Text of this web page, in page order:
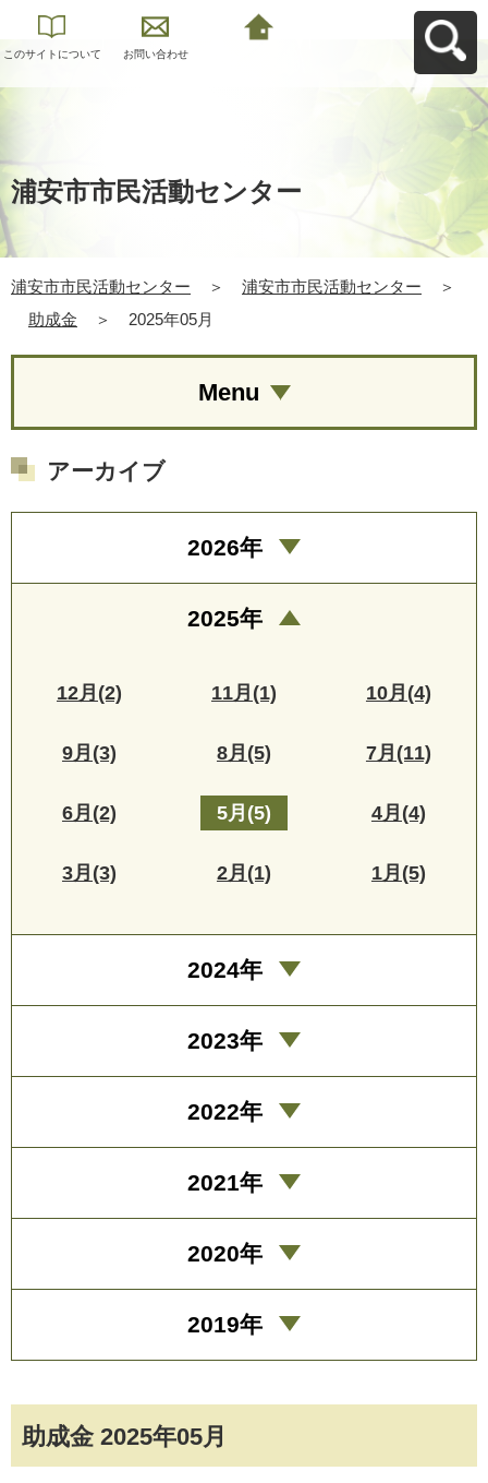
このサイトについて お問い合わせ
浦安市市民活動センター
浦安市市民活動センター ＞ 浦安市市民活動センター
＞
助成金
＞ 2025年05月
助成金 2025年05月
Menu
アーカイブ
2026年
2025年
12月(2) 11月(1) 10月(4)
9月(3) 8月(5) 7月(11)
6月(2) 5月(5) 4月(4)
3月(3) 2月(1) 1月(5)
2024年
2023年
2022年
2021年
2020年
2019年